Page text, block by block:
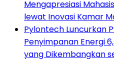
Mengapresiasi
lewat Inovasi Kamar
Pylontech Luncurkan
Penyimpanan Energi
yang Dikembangkan